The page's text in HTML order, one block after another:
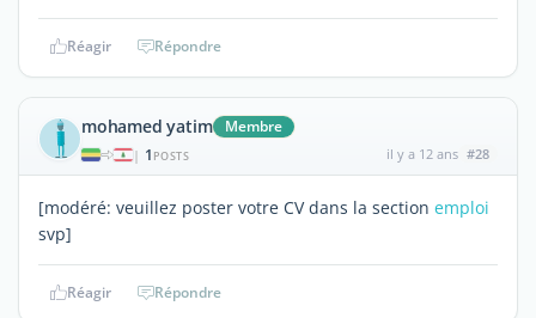
Réagir Répondre
mohamed yatim Membre
| 1 POSTS il y a 12 ans #28
[modéré: veuillez poster votre CV dans la section emploi
svp]
Réagir Répondre